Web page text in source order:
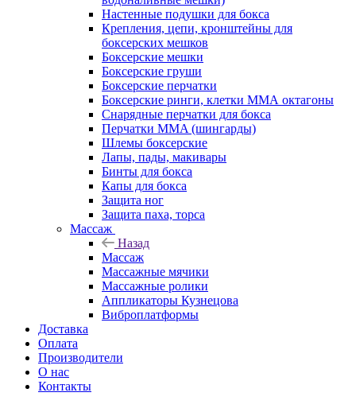
Настенные подушки для бокса
Крепления, цепи, кронштейны для
боксерских мешков
Боксерские мешки
Боксерские груши
Боксерские перчатки
Боксерские ринги, клетки ММА октагоны
Снарядные перчатки для бокса
Перчатки MMA (шингарды)
Шлемы боксерские
Лапы, пады, макивары
Бинты для бокса
Капы для бокса
Защита ног
Защита паха, торса
Массаж
Назад
Массаж
Массажные мячики
Массажные ролики
Аппликаторы Кузнецова
Виброплатформы
Доставка
Оплата
Производители
О нас
Контакты